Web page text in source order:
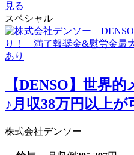
見る
スペシャル
【DENSO】世界
♪月収38万円以上
株式会社デンソー